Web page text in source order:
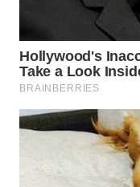
PRIANGAN
TIMUR
WN
SEMARANG